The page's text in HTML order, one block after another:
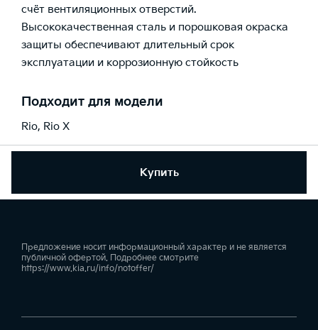
Купить
счёт вентиляционных отверстий.
Высококачественная сталь и порошковая окраска
защиты обеспечивают длительный срок
эксплуатации и коррозионную стойкость
Подходит для модели
Rio, Rio X
Предложение носит информационный характер и не является
публичной офертой. Подробнее смотрите
https://www.kia.ru/info/notoffer/